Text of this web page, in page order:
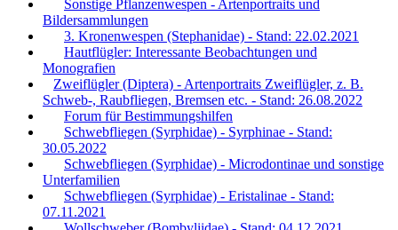
Sonstige Pflanzenwespen - Artenportraits und
Bildersammlungen
3. Kronenwespen (Stephanidae) - Stand: 22.02.2021
Hautflügler: Interessante Beobachtungen und
Monografien
Zweiflügler (Diptera) - Artenportraits Zweiflügler, z. B.
Schweb-, Raubfliegen, Bremsen etc. - Stand: 26.08.2022
Forum für Bestimmungshilfen
Schwebfliegen (Syrphidae) - Syrphinae - Stand:
30.05.2022
Schwebfliegen (Syrphidae) - Microdontinae und sonstige
Unterfamilien
Schwebfliegen (Syrphidae) - Eristalinae - Stand:
07.11.2021